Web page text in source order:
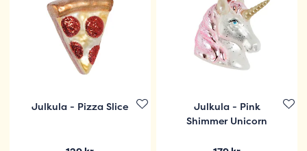
Julkula - Pizza Slice
Julkula - Pink
Shimmer Unicorn